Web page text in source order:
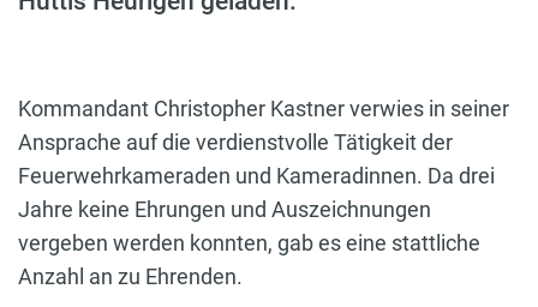
Kommandant Christopher Kastner verwies in seiner
Ansprache auf die verdienstvolle Tätigkeit der
Feuerwehrkameraden und Kameradinnen. Da drei
Jahre keine Ehrungen und Auszeichnungen
vergeben werden konnten, gab es eine stattliche
Anzahl an zu Ehrenden.